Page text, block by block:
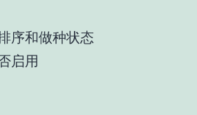
序和做种状态
启用